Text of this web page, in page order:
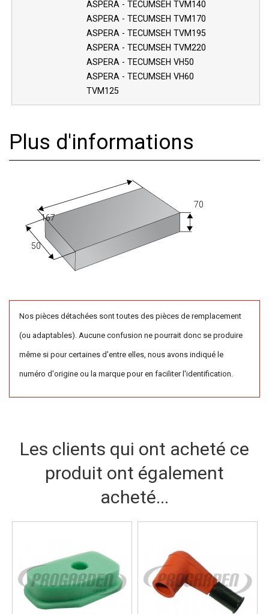
ASPERA - TECUMSEH TVM140
ASPERA - TECUMSEH TVM170
ASPERA - TECUMSEH TVM195
ASPERA - TECUMSEH TVM220
ASPERA - TECUMSEH VH50
ASPERA - TECUMSEH VH60
TVM125
Plus d'informations
50
167
70
Nos pièces détachées sont toutes des pièces de remplacement
(ou adaptables). Aucune confusion ne pourrait donc se produire
même si pour certaines d'entre elles, nous avons indiqué le
numéro d'origine ou la marque pour en faciliter l'identification.
Les clients qui ont acheté ce
produit ont également
acheté...